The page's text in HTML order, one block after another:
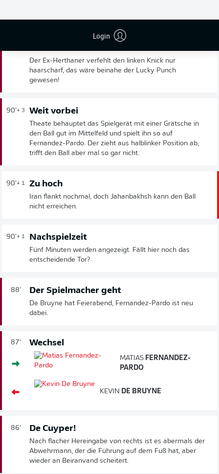
Login
Der Ex-Herthaner verfehlt den linken Knick nur
haarscharf, das wäre beinahe der Lucky Punch
gewesen!
90'+ 3 Weit vorbei
Theate behauptet das Spielgerät mit einer Grätsche in
den Ball gut im Mittelfeld und spielt ihn so auf
Fernandez-Pardo. Der zieht aus halblinker Position ab,
trifft den Ball aber mal so gar nicht.
90'+ 1 Zu hoch
Iran flankt nochmal, doch Jahanbakhsh kann den Ball
nicht erreichen.
90'+ 1 Nachspielzeit
Fünf Minuten werden angezeigt. Fällt hier noch das
entscheidende Tor?
88' Der Spielmacher geht
De Bruyne hat Feierabend, Fernandez-Pardo ist neu
dabei.
87' Wechsel
MATIAS FERNANDEZ-
PARDO
KEVIN DE BRUYNE
86' De Cuyper!
Nach flacher Hereingabe von rechts ist es abermals der
Abwehrmann, der die Führung auf dem Fuß hat, aber
wieder an Beiranvand scheitert.